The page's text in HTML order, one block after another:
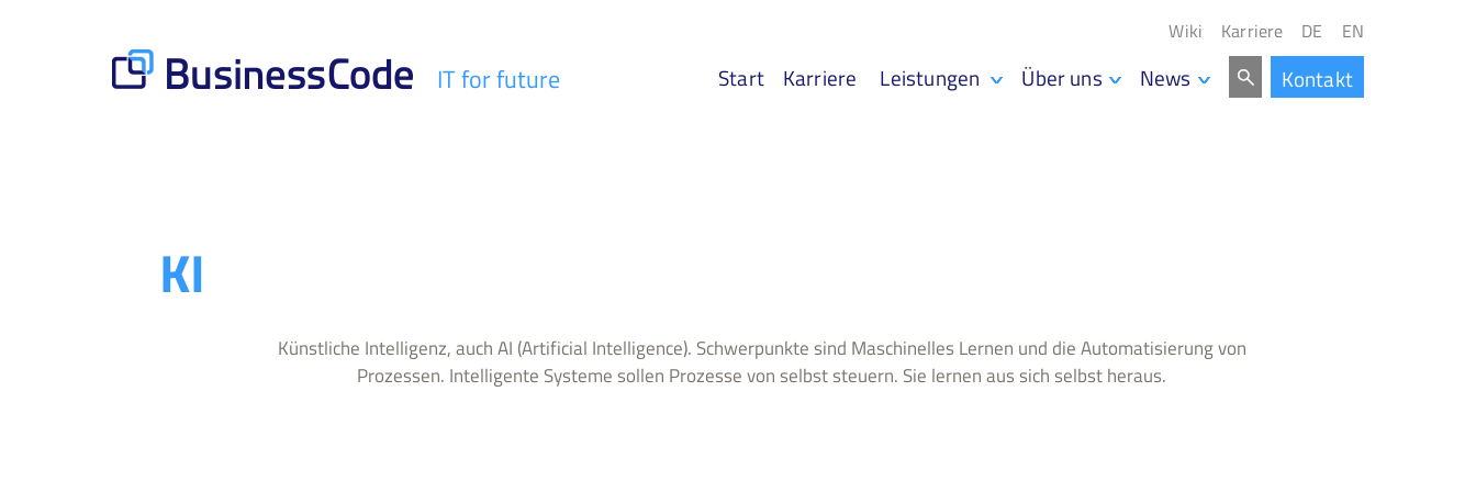
IT for future
Wiki Karriere DE EN
Start Karriere Leistungen Über uns News Kontakt
KI
Künstliche Intelligenz, auch AI (Artificial Intelligence). Schwerpunkte sind Maschinelles Lernen und die Automatisierung von
Prozessen. Intelligente Systeme sollen Prozesse von selbst steuern. Sie lernen aus sich selbst heraus.